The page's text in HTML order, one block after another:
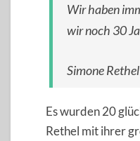
Wir haben
wir noch 30
Simone Rethel
Es wurden 20
Rethel mit ihrer